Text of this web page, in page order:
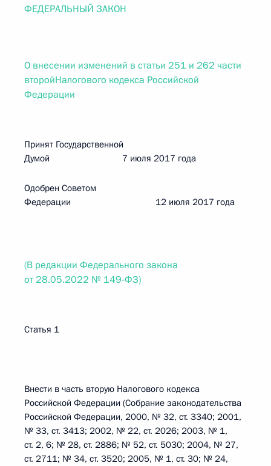
ФЕДЕРАЛЬНЫЙ ЗАКОН
О внесении изменений в статьи 251 и 262 части
второйНалогового кодекса Российской
Федерации
Принят Государственной
Думой 7 июля 2017 года
Одобрен Советом
Федерации 12 июля 2017 года
(В редакции Федерального закона
от 28.05.2022 № 149-ФЗ)
Статья 1
Внести в часть вторую Налогового кодекса
Российской Федерации (Собрание законодательства
Российской Федерации, 2000, № 32, ст. 3340; 2001,
№ 33, ст. 3413; 2002, № 22, ст. 2026; 2003, № 1,
ст. 2, 6; № 28, ст. 2886; № 52, ст. 5030; 2004, № 27,
ст. 2711; № 34, ст. 3520; 2005, № 1, ст. 30; № 24,